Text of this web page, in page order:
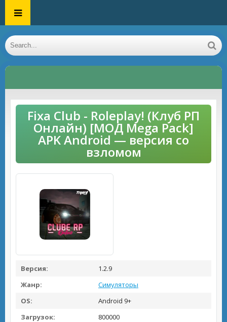
Fixa Club - Roleplay! (Клуб РП
Онлайн) [МОД Mega Pack]
APK Android — версия со
взломом
Версия:
1.2.9
Жанр:
Симуляторы
OS:
Android 9+
Загрузок:
800000